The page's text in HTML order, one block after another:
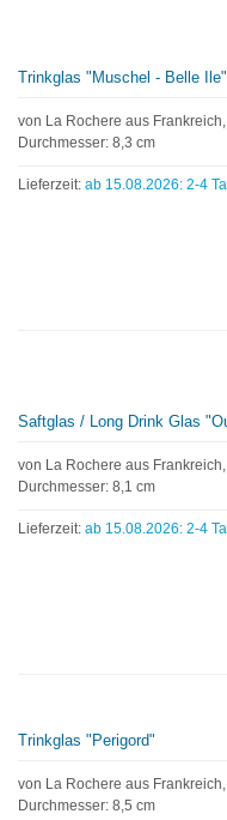
Trinkglas "Muschel - Belle Ile"
von La Rochere aus
Durchmesser: 8,3 cm
Lieferzeit: ab 15.08.2026: 2-4
Saftglas / Long Drink Glas
von La Rochere aus
Durchmesser: 8,1 cm
Lieferzeit: ab 15.08.2026: 2-4
Trinkglas "Perigord"
von La Rochere aus
Durchmesser: 8,5 cm